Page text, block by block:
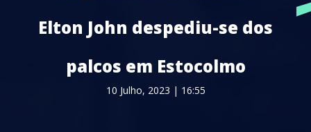
Elton John despediu-se dos
palcos em Estocolmo
10 Julho, 2023 | 16:55